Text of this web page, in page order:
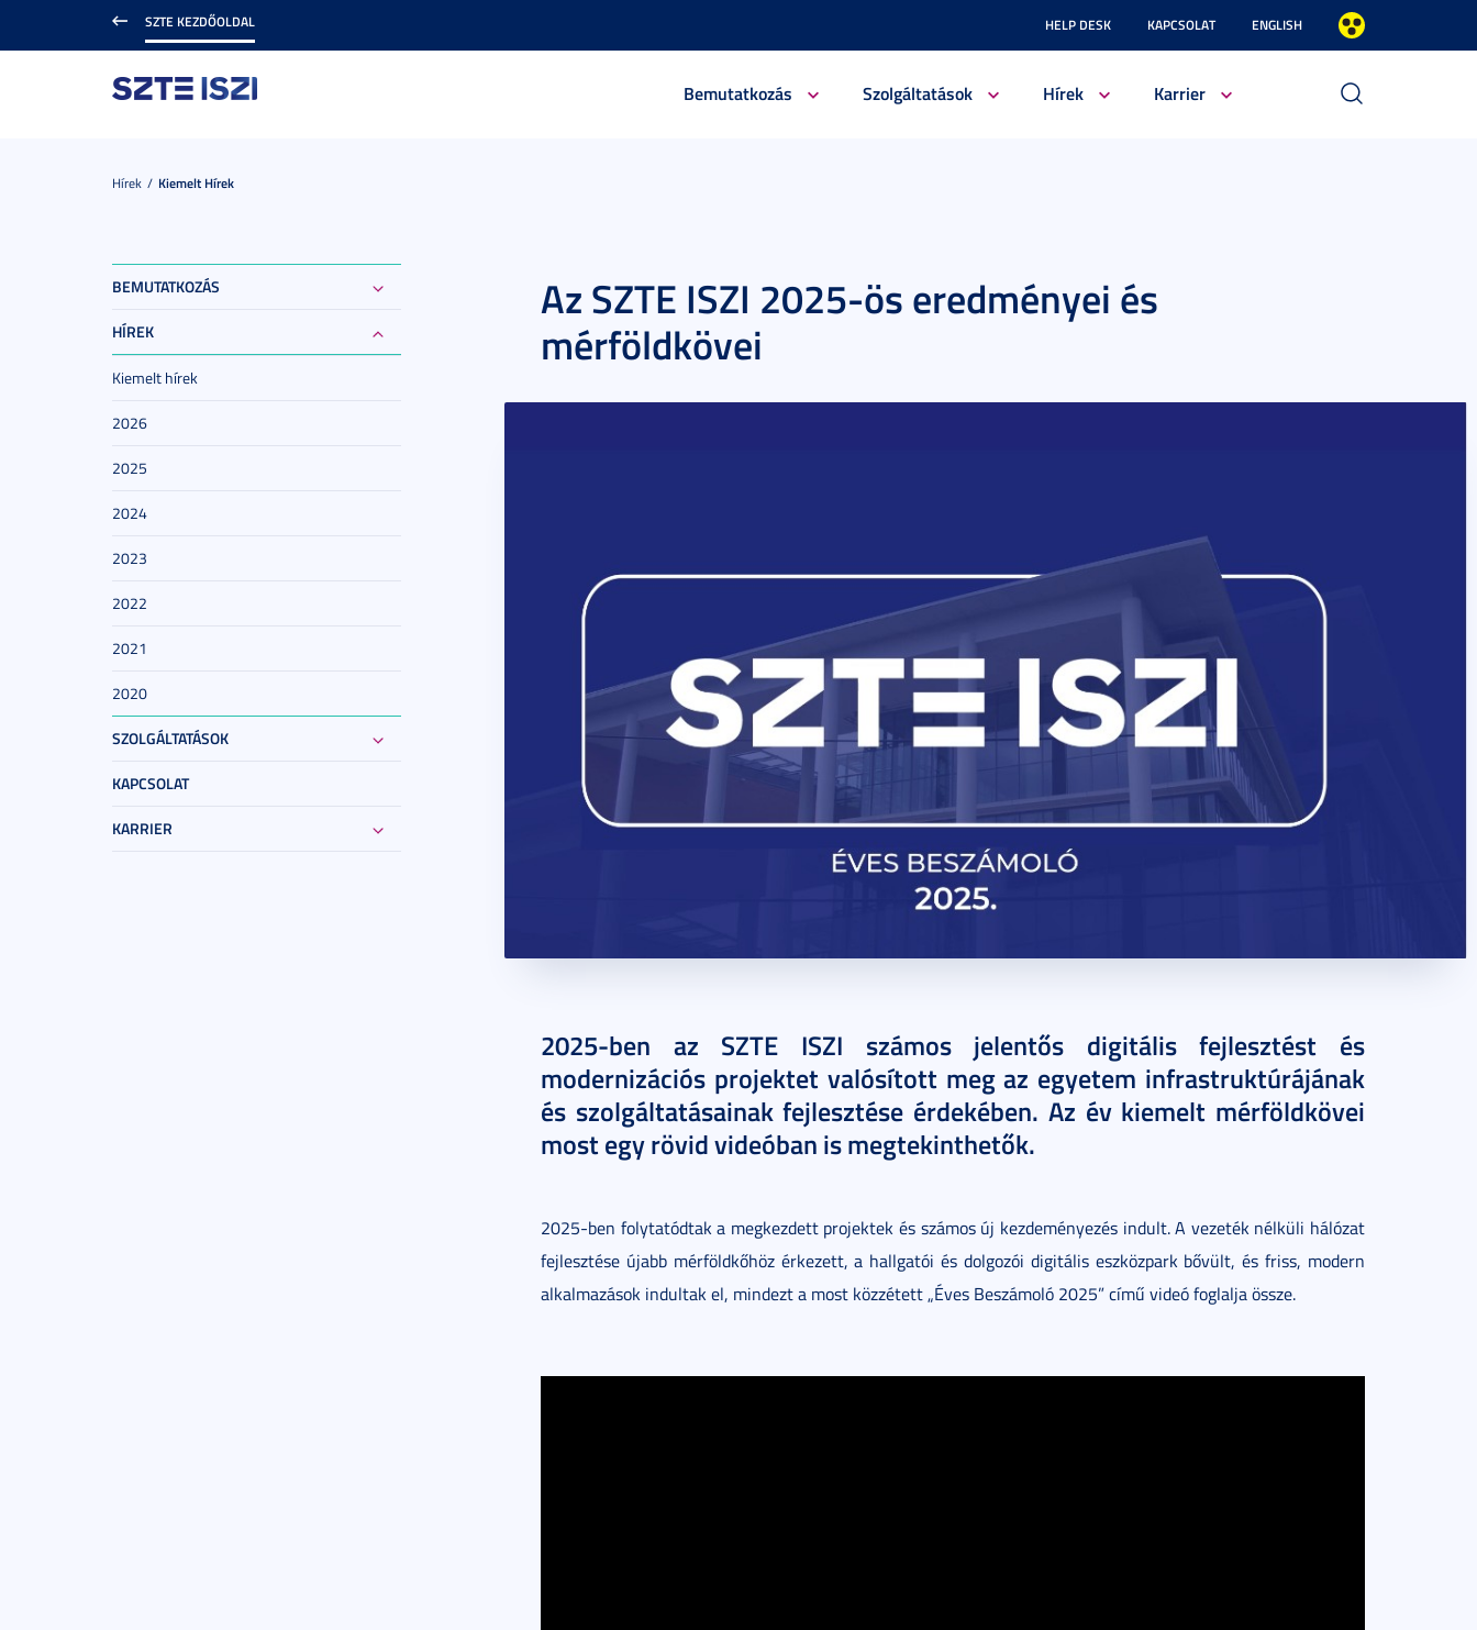
SZTE KEZDŐOLDAL HELP DESK KAPCSOLAT ENGLISH
Bemutatkozás Szolgáltatások Hírek Karrier
Hírek Kiemelt Hírek
BEMUTATKOZÁS
HÍREK
Kiemelt hírek
2026
2025
2024
2023
2022
2021
2020
SZOLGÁLTATÁSOK
KAPCSOLAT
KARRIER
Az SZTE ISZI 2025-ös eredményei és
mérföldkövei
2025-ben az SZTE ISZI számos jelentős digitális fejlesztést és
modernizációs projektet valósított meg az egyetem infrastruktúrájának
és szolgáltatásainak fejlesztése érdekében. Az év kiemelt mérföldkövei
most egy rövid videóban is megtekinthetők.
2025-ben folytatódtak a megkezdett projektek és számos új kezdeményezés indult. A vezeték nélküli hálózat
fejlesztése újabb mérföldkőhöz érkezett, a hallgatói és dolgozói digitális eszközpark bővült, és friss, modern
alkalmazások indultak el, mindezt a most közzétett „Éves Beszámoló 2025” című videó foglalja össze.